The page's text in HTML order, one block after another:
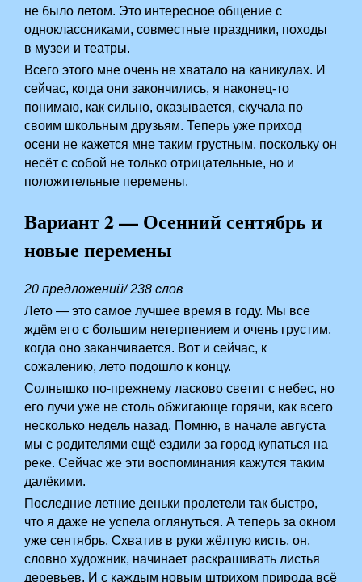
не было летом. Это интересное общение с
одноклассниками, совместные праздники, походы
в музеи и театры.
Всего этого мне очень не хватало на каникулах. И
сейчас, когда они закончились, я наконец-то
понимаю, как сильно, оказывается, скучала по
своим школьным друзьям. Теперь уже приход
осени не кажется мне таким грустным, поскольку он
несёт с собой не только отрицательные, но и
положительные перемены.
Вариант 2 — Осенний сентябрь и
новые перемены
20 предложений/ 238 слов
Лето — это самое лучшее время в году. Мы все
ждём его с большим нетерпением и очень грустим,
когда оно заканчивается. Вот и сейчас, к
сожалению, лето подошло к концу.
Солнышко по-прежнему ласково светит с небес, но
его лучи уже не столь обжигающе горячи, как всего
несколько недель назад. Помню, в начале августа
мы с родителями ещё ездили за город купаться на
реке. Сейчас же эти воспоминания кажутся таким
далёкими.
Последние летние деньки пролетели так быстро,
что я даже не успела оглянуться. А теперь за окном
уже сентябрь. Схватив в руки жёлтую кисть, он,
словно художник, начинает раскрашивать листья
деревьев. И с каждым новым штрихом природа всё